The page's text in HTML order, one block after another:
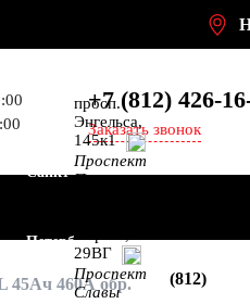
+7 (812) 426-
Заказать звонок
Санкт-
Петербург
просп.
Энгельса,
145к1
Проспект
Просвещения
29ВГ
Проспект
Славы
(812)
45Ач 460А обр.